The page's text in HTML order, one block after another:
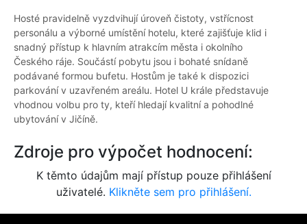
Hosté pravidelně vyzdvihují úroveň čistoty, vstřícnost
personálu a výborné umístění hotelu, které zajišťuje klid i
snadný přístup k hlavním atrakcím města i okolního
Českého ráje. Součástí pobytu jsou i bohaté snídaně
podávané formou bufetu. Hostům je také k dispozici
parkování v uzavřeném areálu. Hotel U krále představuje
vhodnou volbu pro ty, kteří hledají kvalitní a pohodlné
ubytování v Jičíně.
Zdroje pro výpočet hodnocení:
K těmto údajům mají přístup pouze přihlášení
uživatelé. Klikněte sem pro přihlášení.